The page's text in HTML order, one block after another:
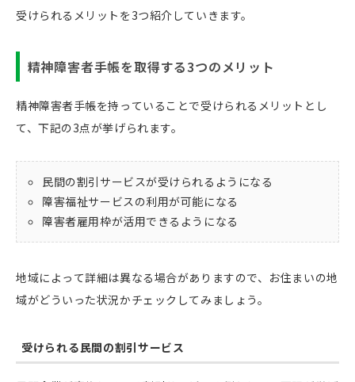
受けられるメリットを3つ紹介していきます。
精神障害者手帳を取得する3つのメリット
精神障害者手帳を持っていることで受けられるメリットとし
て、下記の3点が挙げられます。
民間の割引サービスが受けられるようになる
障害福祉サービスの利用が可能になる
障害者雇用枠が活用できるようになる
地域によって詳細は異なる場合がありますので、お住まいの地
域がどういった状況かチェックしてみましょう。
受けられる民間の割引サービス